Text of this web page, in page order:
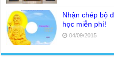
Nhận chép bộ
học miễn phí!
04/09/2015